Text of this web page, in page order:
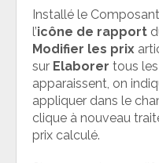
Installé le
l’icône de rapport
Modifier les prix
sur Elaborer tous
apparaissent, on
appliquer dans le
clique à nouveau
prix calculé.